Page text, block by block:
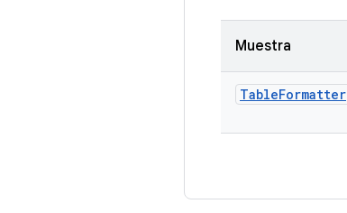
Muestra
TableFormatter